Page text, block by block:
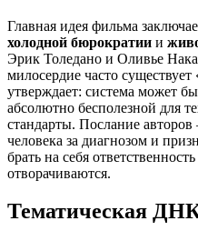
Главная идея фильма
холодной бюрократии и
Эрик Толедано и Оливье
милосердие часто
утверждает: система может
абсолютно бесполезной для
стандарты. Послание
человека за диагнозом и
брать на себя
отворачиваются.
Тематическая